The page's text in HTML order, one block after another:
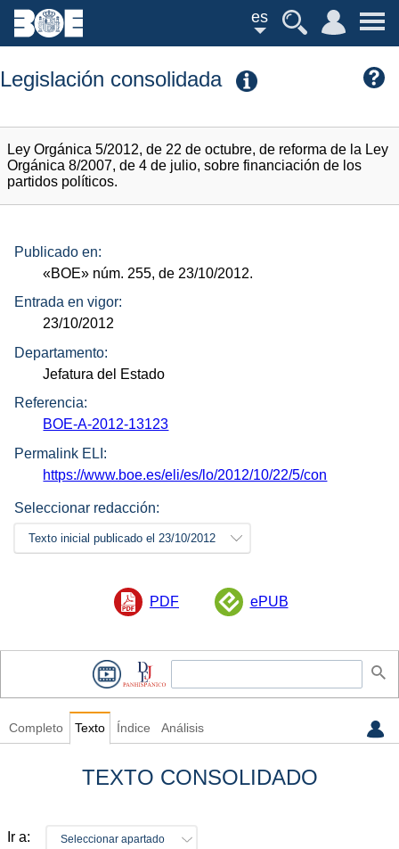
es
Legislación consolidada
Ley Orgánica 5/2012, de 22 de octubre, de reforma de la Ley
Orgánica 8/2007, de 4 de julio, sobre financiación de los
partidos políticos.
Publicado en:
«BOE» núm. 255, de 23/10/2012.
Entrada en vigor:
23/10/2012
Departamento:
Jefatura del Estado
Referencia:
BOE-A-2012-13123
Permalink ELI:
https://www.boe.es/eli/es/lo/2012/10/22/5/con
Seleccionar redacción:
Texto inicial publicado el 23/10/2012
PDF ePUB
Completo Texto Índice Análisis
TEXTO CONSOLIDADO
Ir a: Seleccionar apartado